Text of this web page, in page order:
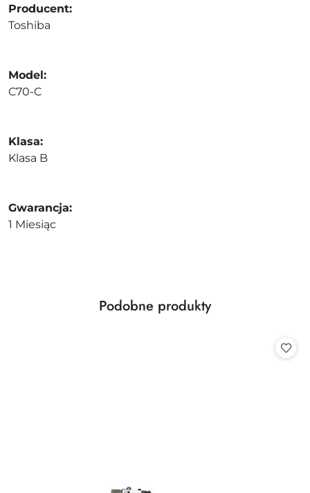
Producent:
Toshiba
Model:
C70-C
Klasa:
Klasa B
Gwarancja:
1 Miesiąc
Pomiń karuzelę produktów
Produkty
Podobne produkty